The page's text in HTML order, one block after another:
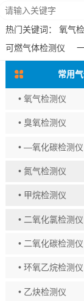
热门关键词： 氧气
可燃气体检测仪
常用
• 氧气检测仪
• 臭氧检测仪
• —氧化碳检测仪
• 氮气检测仪
• 甲烷检测仪
• 二氧化氯检测仪
• 二氧化碳检测仪
• 环氧乙烷检测仪
• 乙炔检测仪